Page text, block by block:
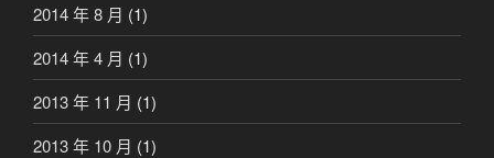
2014 年 8 月 (1)
2014 年 4 月 (1)
2013 年 11 月 (1)
2013 年 10 月 (1)